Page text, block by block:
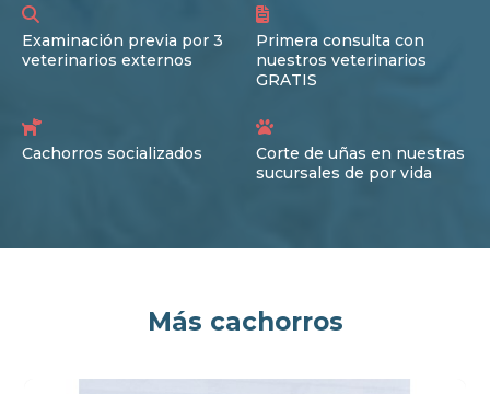
Examinación previa por 3
veterinarios externos
Primera consulta con
nuestros veterinarios
GRATIS
Cachorros socializados
Corte de uñas en nuestras
sucursales de por vida
Más cachorros